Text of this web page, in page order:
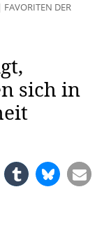
FAVORITEN DER
sich in